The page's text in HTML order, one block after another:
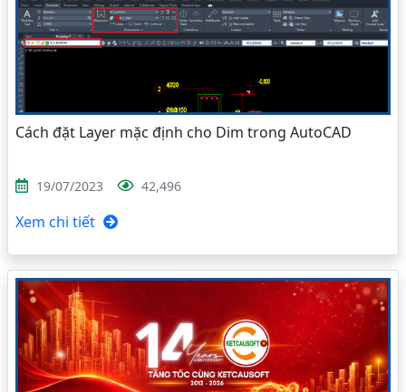
Cách đặt Layer mặc định cho Dim trong AutoCAD
19/07/2023 42,496
Xem chi tiết